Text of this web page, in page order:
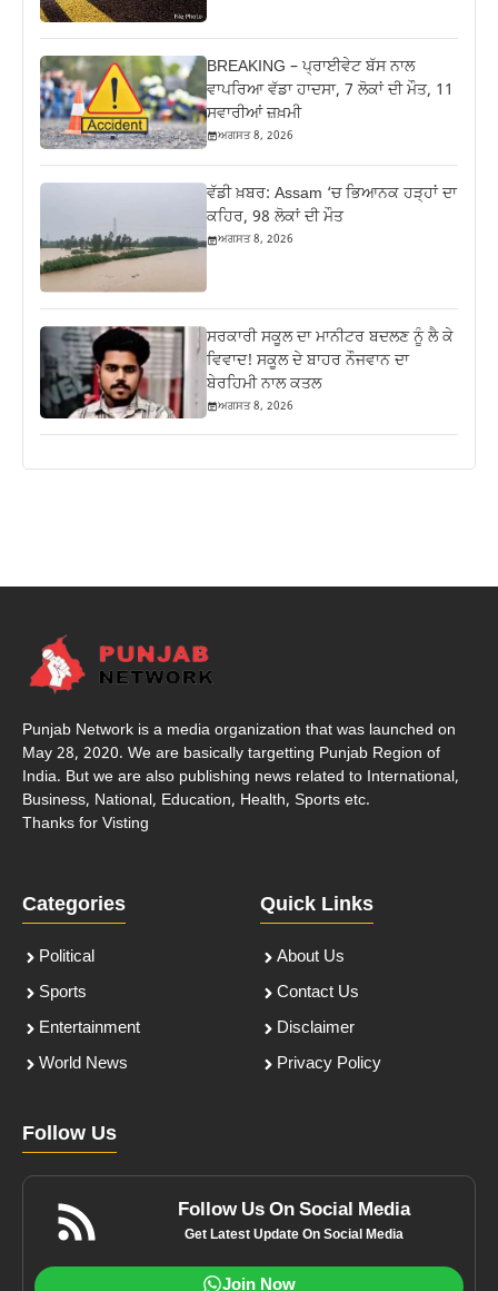
BREAKING – ਪ੍ਰਾਈਵੇਟ ਬੱਸ ਨਾਲ
ਵਾਪਰਿਆ ਵੱਡਾ ਹਾਦਸਾ, 7 ਲੋਕਾਂ ਦੀ ਮੌਤ, 11
ਸਵਾਰੀਆਂ ਜ਼ਖ਼ਮੀ
ਅਗਸਤ 8, 2026
ਵੱਡੀ ਖ਼ਬਰ: Assam ‘ਚ ਭਿਆਨਕ ਹੜ੍ਹਾਂ ਦਾ
ਕਹਿਰ, 98 ਲੋਕਾਂ ਦੀ ਮੌਤ
ਅਗਸਤ 8, 2026
ਸਰਕਾਰੀ ਸਕੂਲ ਦਾ ਮਾਨੀਟਰ ਬਦਲਣ ਨੂੰ ਲੈ ਕੇ
ਵਿਵਾਦ! ਸਕੂਲ ਦੇ ਬਾਹਰ ਨੌਜਵਾਨ ਦਾ
ਬੇਰਹਿਮੀ ਨਾਲ ਕਤਲ
ਅਗਸਤ 8, 2026
Punjab Network is a media organization that was launched on
May 28, 2020. We are basically targetting Punjab Region of
India. But we are also publishing news related to International,
Business, National, Education, Health, Sports etc.
Thanks for Visting
Categories
Political
Sports
Entertainment
World News
Quick Links
About Us
Contact Us
Disclaimer
Privacy Policy
Follow Us
Follow Us On Social Media
Get Latest Update On Social Media
Join Now